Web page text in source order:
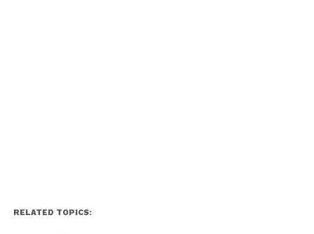
RELATED TOPICS: